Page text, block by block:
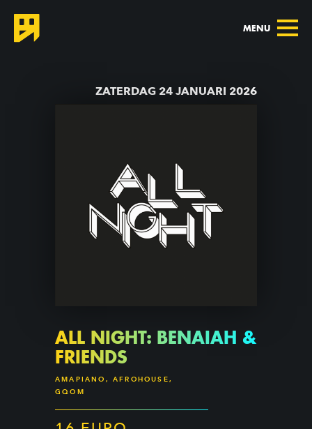
MENU
ZATERDAG 24 JANUARI 2026
ALL NIGHT: BENAIAH &
FRIENDS
AMAPIANO, AFROHOUSE,
GQOM